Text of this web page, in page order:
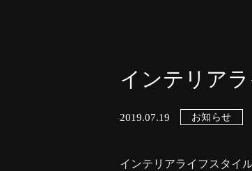
インテリアラ
2019.07.19 お知らせ
インテリアライフスタイ